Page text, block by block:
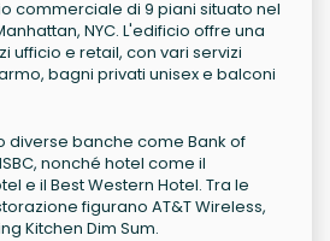
commerciale di 9 piani situato nel
NYC. L'edificio offre una
ufficio e retail, con vari servizi
bagni privati unisex e balconi
diverse banche come Bank of
nonché hotel come il
e il Best Western Hotel. Tra le
figurano AT&T Wireless,
Kitchen Dim Sum.